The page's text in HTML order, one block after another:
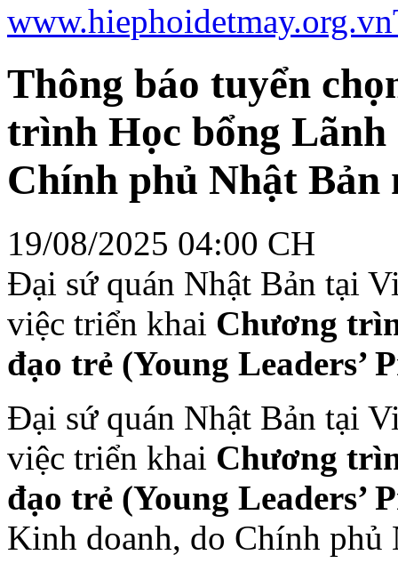
www.hiephoidetmay.org.vn
Thông báo tuyển
trình Học bổng
Chính phủ Nhật Bản
19/08/2025 04:00 CH
Đại sứ quán Nhật Bản tại
việc triển khai Chương
đạo trẻ (Young Leaders’
Đại sứ quán Nhật Bản tại
việc triển khai Chương
đạo trẻ (Young Leaders’
Kinh doanh, do Chính